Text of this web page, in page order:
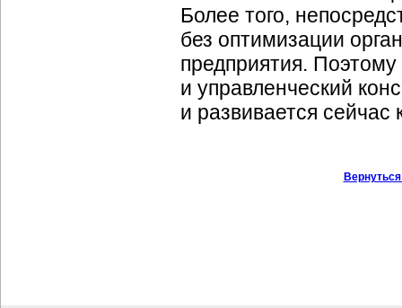
Более того,
без оптимизации
предприятия.
и управленческий
и развивается сейчас